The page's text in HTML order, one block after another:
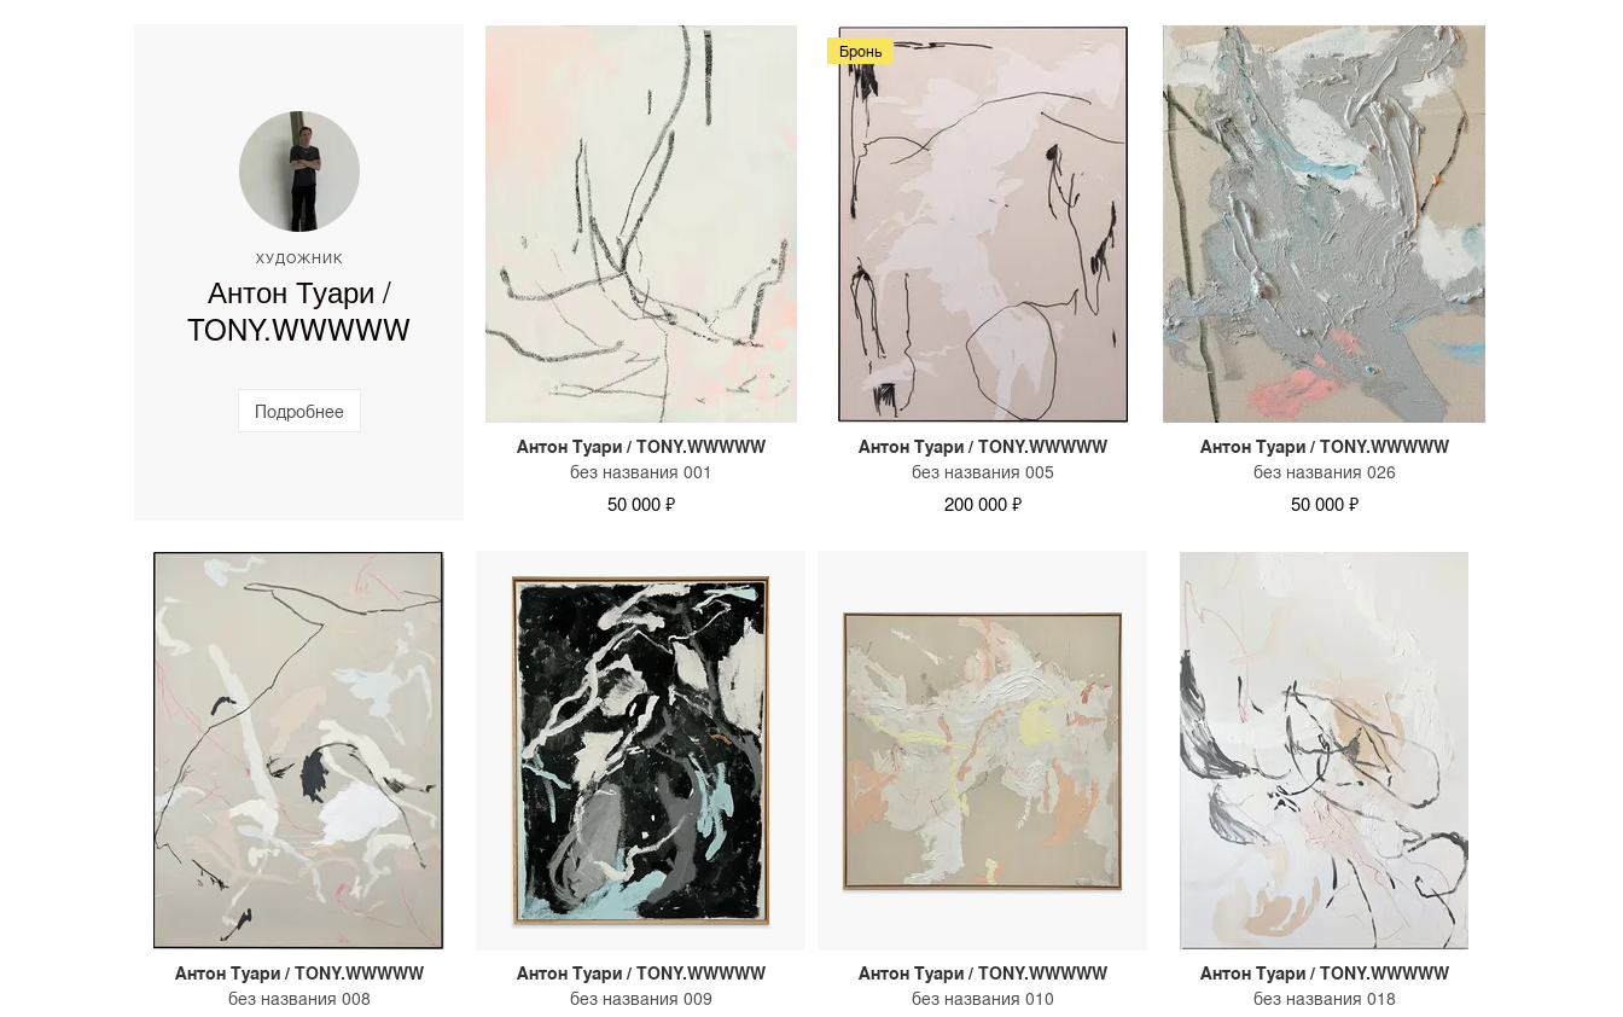
можно уточнить у консультанта SAMPLE.
ХУДОЖНИК
Антон Туари /
TONY.WWWWW
Подробнее
Антон Туари / TONY.WWWWW
без названия 001
50 000 ₽
Бронь
Антон Туари / TONY.WWWWW
без названия 005
200 000 ₽
Антон Туари / TONY.WWWWW
без названия 026
50 000 ₽
Антон Туари / TONY.WWWWW
без названия 008
Антон Туари / TONY.WWWWW
без названия 009
Антон Туари / TONY.WWWWW
без названия 010
Антон Туари / TONY.WWWWW
без названия 018